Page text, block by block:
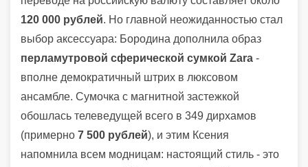
120 000 рублей. Но главной неожиданностью стал
выбор аксессуара: Бородина дополнила образ
перламутровой сферической сумкой Zara -
вполне демократичный штрих в люксовом
ансамбле. Сумочка с магнитной застежкой
обошлась телеведущей всего в 349 дирхамов
(примерно 7 500 рублей), и этим Ксения
напомнила всем модницам: настоящий стиль - это